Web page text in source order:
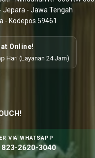
Jepara - Jawa Tengah
- Kodepos 59461
Online!
Hari (Layanan 24 Jam)
VIA WHATSAPP
823-2620-3040